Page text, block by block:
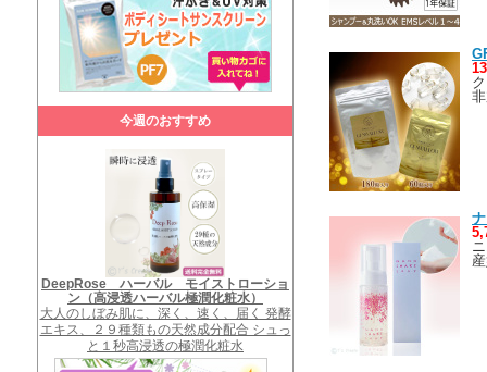
今週のおすすめ
DeepRose ハーバル モイストローショ
ン（高浸透ハーバル極潤化粧水）
大人のしぼみ肌に、深く、速く、届く 発酵
エキス、２９種類もの天然成分配合 シュっ
と１秒高浸透の極潤化粧水